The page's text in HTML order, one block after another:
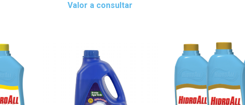
Valor a consultar